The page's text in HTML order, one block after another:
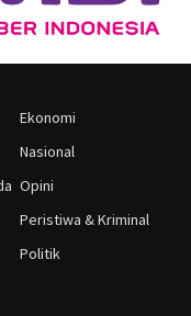
Ekonomi
Nasional
Opini
Peristiwa & Kriminal
Politik